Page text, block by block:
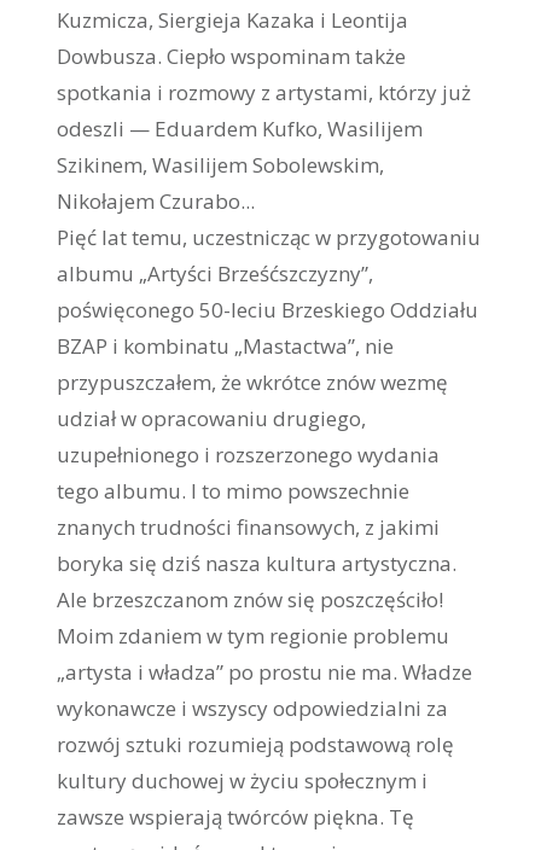
Kuzmicza, Siergieja Kazaka i Leontija
Dowbusza. Ciepło wspominam także
spotkania i rozmowy z artystami, którzy już
odeszli — Eduardem Kufko, Wasilijem
Szikinem, Wasilijem Sobolewskim,
Nikołajem Czurabo...
Pięć lat temu, uczestnicząc w przygotowaniu
albumu „Artyści Brześćszczyzny”,
poświęconego 50-leciu Brzeskiego Oddziału
BZAP i kombinatu „Mastactwa”, nie
przypuszczałem, że wkrótce znów wezmę
udział w opracowaniu drugiego,
uzupełnionego i rozszerzonego wydania
tego albumu. I to mimo powszechnie
znanych trudności finansowych, z jakimi
boryka się dziś nasza kultura artystyczna.
Ale brzeszczanom znów się poszczęściło!
Moim zdaniem w tym regionie problemu
„artysta i władza” po prostu nie ma. Władze
wykonawcze i wszyscy odpowiedzialni za
rozwój sztuki rozumieją podstawową rolę
kultury duchowej w życiu społecznym i
zawsze wspierają twórców piękna. Tę